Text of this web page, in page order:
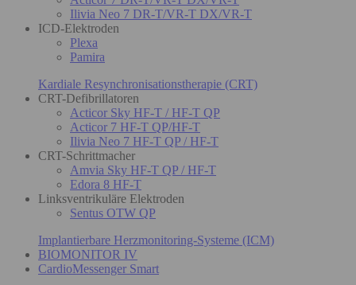
Ilivia Neo 7 DR-T/VR-T DX/VR-T
ICD-Elektroden
Plexa
Pamira
Kardiale Resynchronisationstherapie (CRT)
CRT-Defibrillatoren
Acticor Sky HF-T / HF-T QP
Acticor 7 HF-T QP/HF-T
Ilivia Neo 7 HF-T QP / HF-T
CRT-Schrittmacher
Amvia Sky HF-T QP / HF-T
Edora 8 HF-T
Linksventrikuläre Elektroden
Sentus OTW QP
Implantierbare Herzmonitoring-Systeme (ICM)
BIOMONITOR IV
CardioMessenger Smart